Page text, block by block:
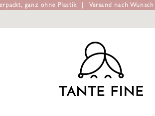
ganz ohne Plastik
Versand nach